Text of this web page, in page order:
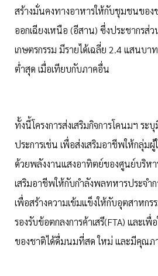
สร้างมั่นคงทางอาหารให้กับชุมชนขอ
ออกเฉียงเหนือ (อีสาน) ซึ่งประชากรส่
เกษตรกรรม มีรายได้เฉลี่ย 2.4 แสนบา
ต่ำสุด เมื่อเทียบกับภาคอื่น
ทั้งนี้โครงการส่งเสริมกิจการโคนมฯ ระ
ประการเช่น เพื่อส่งเสริมอาชีพให้กลุ่มผู้
ด้วยพลังงานแสงอาทิตย์ของศูนย์บริหา
เสริมอาชีพให้กับกำลังพลทหารประจำ
เพื่อสร้างความเข้มแข็งให้กับอุตสาหกร
รองรับข้อตกลงการค้าเสรี(FTA) และเ
ของชาติได้ดื่มนมที่สด ใหม่ และมีคุณ